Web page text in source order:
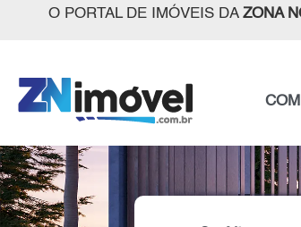
O PORTAL DE IMÓVEIS DA ZONA